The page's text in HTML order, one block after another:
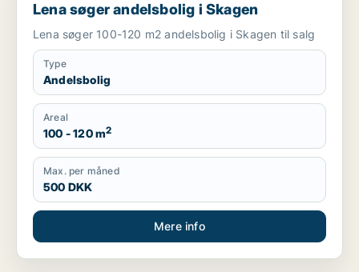
Lena søger andelsbolig i Skagen
Lena søger 100-120 m2 andelsbolig i Skagen til salg
Type
Andelsbolig
Areal
100 - 120 m2
Max. per måned
500 DKK
Mere info